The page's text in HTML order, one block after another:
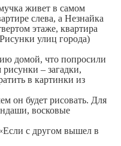
живет в самом
слева, а Незнайка
этаже, квартира
улиц города)
домой, что попросили
– загадки,
в картинки из
он будет рисовать. Для
восковые
с другом вышел в